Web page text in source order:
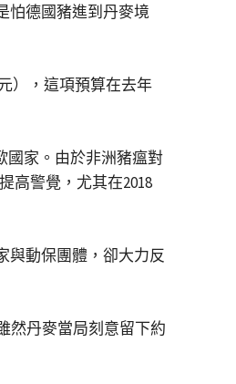
怕德國豬進到丹麥境
），這項預算在去年
國家。由於非洲豬瘟對
高警覺，尤其在2018
與動保團體，卻大力反
然丹麥當局刻意留下約